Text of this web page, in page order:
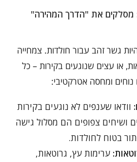
מסלקים את "הדרך המהירה"
גשר זהב עבור חולדות. צמחייה
או עצים שנוגעים בקירות – כל
ומחסה אטרקטיבי:
וודאו שענפים לא נוגעים בקירות
ושיחים צפופים הם מסלול גישה
בטוח לחולדות.
ערימות עץ, גרוטאות,